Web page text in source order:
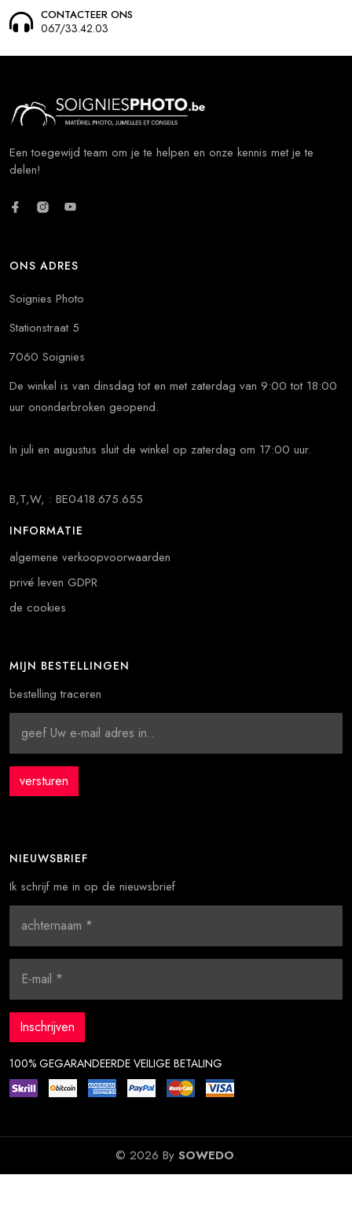
CONTACTEER ONS
067/33.42.03
Een toegewijd team om je te helpen en onze kennis met je te
delen!
ONS ADRES
Soignies Photo
Stationstraat 5
7060 Soignies
De winkel is van dinsdag tot en met zaterdag van 9:00 tot 18:00
uur ononderbroken geopend.
In juli en augustus sluit de winkel op zaterdag om 17:00 uur.
B,T,W, : BE0418.675.655
INFORMATIE
algemene verkoopvoorwaarden
privé leven GDPR
de cookies
MIJN BESTELLINGEN
bestelling traceren
NIEUWSBRIEF
Ik schrijf me in op de nieuwsbrief
100% GEGARANDEERDE VEILIGE BETALING
© 2026 By SOWEDO.